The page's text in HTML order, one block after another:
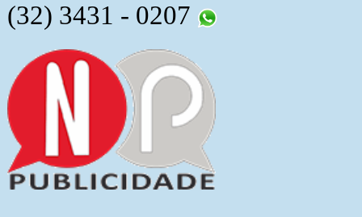
(32) 3431 - 0207